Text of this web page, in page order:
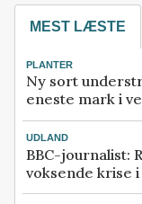
MEST LÆSTE
PLANTER
Ny sort
eneste mark i
UDLAND
BBC-journalist:
voksende krise